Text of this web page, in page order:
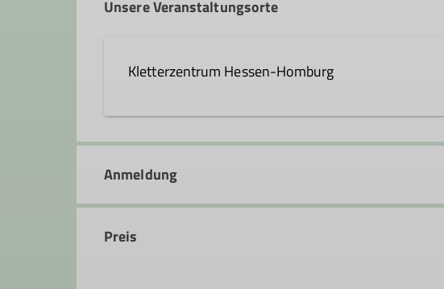
Referent*in Klettersteige
Unsere Veranstaltungsorte
Kletterzentrum Hessen-Homburg
Anmeldung
Preis